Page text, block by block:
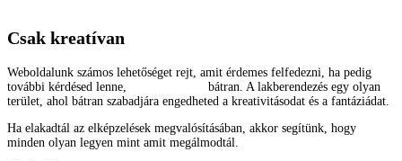
Csak kreatívan
Weboldalunk számos lehetőséget rejt, amit érdemes felfedezni, ha pedig
további kérdésed lenne,
bátran. A lakberendezés egy olyan
terület, ahol bátran szabadjára engedheted a kreativitásodat és a fantáziádat.
Ha elakadtál az elképzelések megvalósításában, akkor segítünk, hogy
minden olyan legyen mint amit megálmodtál.